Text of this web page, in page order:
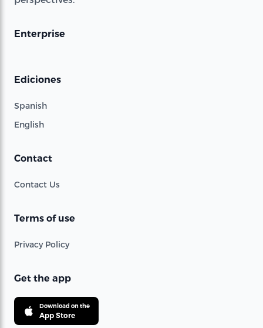
Enterprise
Ediciones
Spanish
English
Contact
Contact Us
Terms of use
Privacy Policy
Get the app
Download on the
App Store